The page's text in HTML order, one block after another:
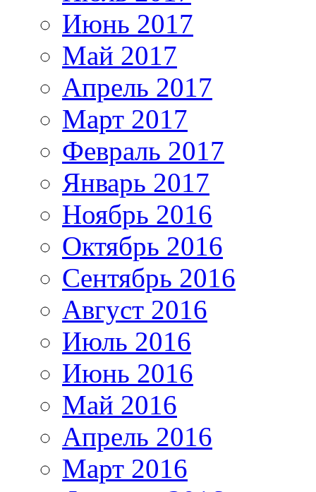
Июнь 2017
Май 2017
Апрель 2017
Март 2017
Февраль 2017
Январь 2017
Ноябрь 2016
Октябрь 2016
Сентябрь 2016
Август 2016
Июль 2016
Июнь 2016
Май 2016
Апрель 2016
Март 2016